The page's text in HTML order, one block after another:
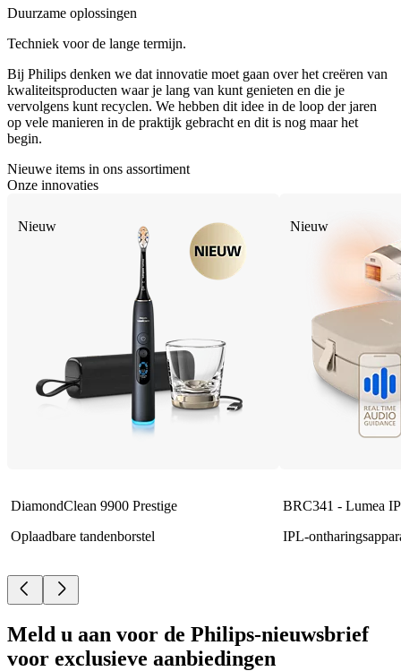
Duurzame oplossingen
Techniek voor de lange termijn.
Bij Philips denken we dat innovatie moet gaan over het creëren van
kwaliteitsproducten waar je lang van kunt genieten en die je
vervolgens kunt recyclen. We hebben dit idee in de loop der jaren
op vele manieren in de praktijk gebracht en dit is nog maar het
begin.
Nieuwe items in ons assortiment
Onze innovaties
Nieuw
DiamondClean 9900 Prestige
Oplaadbare tandenborstel
Nieuw
BRC341 - Lumea
IPL-
Meld u aan voor de Philips-nieuwsbrief
voor exclusieve aanbiedingen